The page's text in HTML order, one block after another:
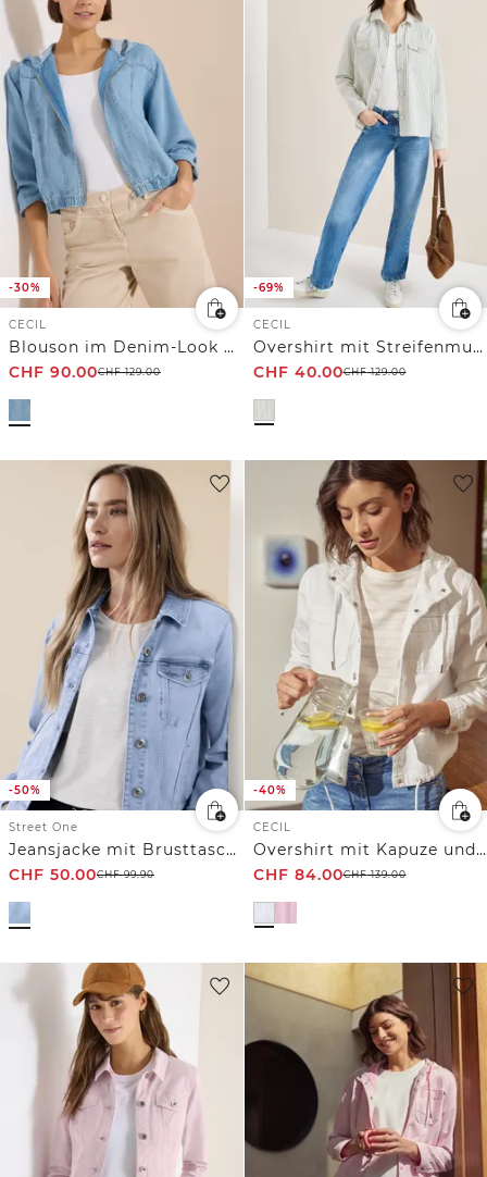
-30%
CECIL
Blouson im Denim-Look mit Zipper
CHF 90.00CHF129.00
-69%
CECIL
Overshirt mit Streifenmuster
CHF 40.00CHF129.00
-50%
Street One
Jeansjacke mit Brusttaschen und Knöpfen
CHF 50.00CHF99.90
-40%
CECIL
Overshirt mit Kapuze und Tunnelzug
CHF 84.00CHF139.00